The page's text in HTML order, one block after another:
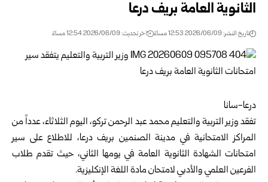
الثانوية العامة بريف درعا
تاريخ النشر: 2026/06/09 12:53 مساءً اخر تحديث: 2026/06/09 12:54 مساءً
درعا-سانا
تفقد وزير التربية والتعليم محمد عبد الرحمن تركو، اليوم الثلاثاء، عدداً من
المراكز الامتحانية في مدينة الصنمين بريف درعا، للاطلاع على سير
امتحانات الشهادة الثانوية العامة في يومها الثاني، حيث تقدم طلاب
الفرعين العلمي والأدبي لامتحان مادة اللغة الإنكليزية.